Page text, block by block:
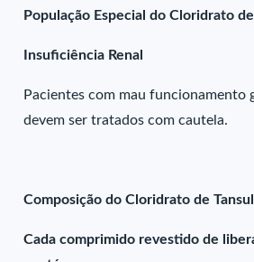
População Especial do Cloridrato
Insuficiência Renal
Pacientes com mau funcionamento
devem ser tratados com cautela.
Composição do Cloridrato de
Cada comprimido revestido de